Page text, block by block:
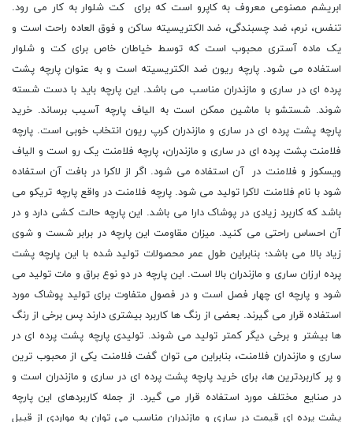
ابریشم مصنوعی معروف به کاپرو است که برای کت شلوار به کار می رود.
تنفس، نرم، ضد چسبندگی، ضد الکتریسیته ساکن و فوق العاده راحت است و
یک ماده آستری محبوب است که توسط خیاطان خاص برای کت و شلوار
استفاده می شود. پارچه ریون ضد الکتریسیته است و به عنوان پارچه پشت
پرده ای در ساری و مازندران مناسب می باشد. این پارچه باید با دست شسته
شوند. شستشو با ماشین ممکن است به الیاف پارچه آسیب برساند. خرید
پارچه پشت پرده ای در ساری و مازندران کرپ ریون انتخاب خوبی است. پارچه
فلامنت پشت پرده ای در ساری و مازندران، پارچه فلامنت یک رو است و الیاف
ویسکوز و فلامنت در آن استفاده می شود. اگر از لاکرا در بافت آن استفاده
شود با نام فلامنت لاکرا تولید می شود. پارچه فلامنت در واقع پارچه تریکو می
باشد که کاربرد زیادی در پوشاک دارا می باشد. این پارچه حالت کشی دارد و در
آن احساس راحتی می کنید. میزان مقاومت این پارچه در برابر شست و شوی
زیاد بالا می باشد؛ بنابراین طول عمر محصولات تولید شده با این پارچه پشت
پرده ارزان ساری و مازندران بالا است. این پارچه در دو نوع براق و مات تولید می
شود و پارچه ای چهار فصل است و در فصول متفاوت برای تولید پوشاک مورد
استفاده قرار می گیرند. بعضی از رنگ ها کاربرد بیشتری دارند پس برخی از رنگ
ها بیشتر و برخی دیگر کمتر تولید می شوند. تولیدی پارچه پشت پرده ای در
ساری و مازندران فلامنت، بنابراین می توان گفت فلامنت یکی از محبوب ترین
و پر کاربردترین ها، برای خرید پارچه پشت پرده ای در ساری و مازندران است و
در صنایع مختلف مورد استفاده قرار می گیرد. از جمله کاربردهای این پارچه
پشت پرده ای قیمت در ساری و مازندران مناسب می توان به مواردی از قبیل